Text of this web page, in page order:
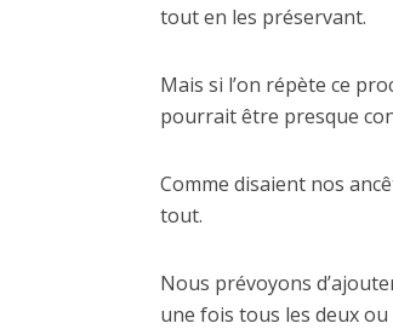
tout en les préservant.
Mais si l’on répète ce
pourrait être presque
Comme disaient nos
tout.
Nous prévoyons
une fois tous les deux